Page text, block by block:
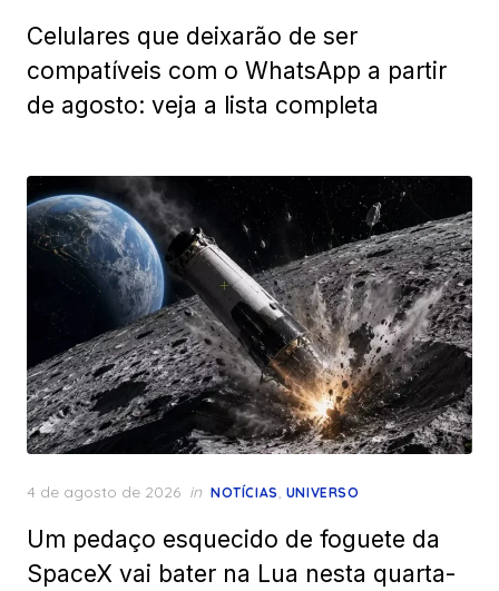
Celulares que deixarão de ser
compatíveis com o WhatsApp a partir
de agosto: veja a lista completa
Posted
4 de agosto de 2026 in NOTÍCIAS, UNIVERSO
Um pedaço esquecido de foguete da
SpaceX vai bater na Lua nesta quarta-